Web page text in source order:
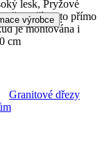
lesk, Pryžové
již nastříknuto přímo
je montována i
cm
výrobce .
Granitové dřezy